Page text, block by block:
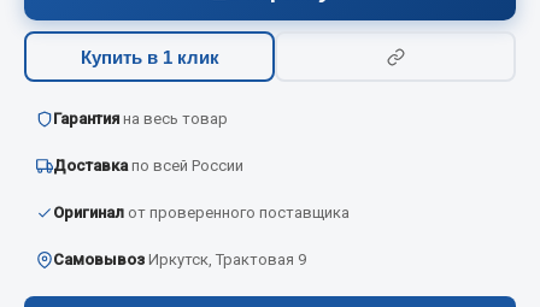
Масла
Охладжающие жидкости
Купить в 1 клик
Гарантия на весь товар
Доставкапо всей России
Оригинал от проверенного поставщика
Самовывоз Иркутск, Трактовая 9